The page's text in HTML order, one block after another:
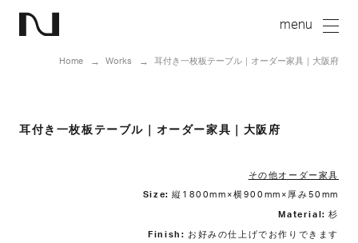
Home Works 耳付き一枚板テーブル｜オーダー家具｜大阪府
耳付き一枚板テーブル｜オーダー家具｜大阪府
その他オーダー家具
Size:縦1800mm×横900mm×厚み50mm
Material:杉
Finish: お好みの仕上げでお作りできます